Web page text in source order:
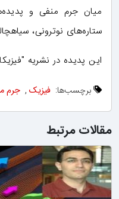
میان جرم منفی و
ستاره‌های نوترونی،
این پدیده در نشریه
برچسب‌ها: فیزیک , جرم
مقالات مرتبط